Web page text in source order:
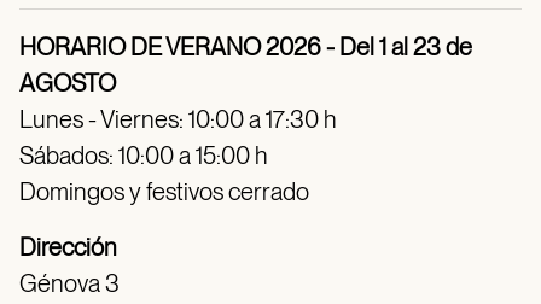
HORARIO DE VERANO 2026 - Del 1 al 23 de
AGOSTO
Lunes - Viernes: 10:00 a 17:30 h
Sábados: 10:00 a 15:00 h
Domingos y festivos cerrado
Dirección
Génova 3